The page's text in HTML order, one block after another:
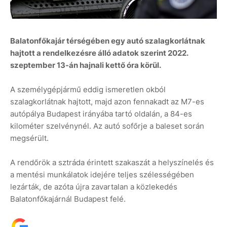
Balatonfőkajár térségében egy autó szalagkorlátnak
hajtott a rendelkezésre álló adatok szerint 2022.
szeptember 13-án hajnali kettő óra körül.
A személygépjármű eddig ismeretlen okból
szalagkorlátnak hajtott, majd azon fennakadt az M7-es
autópálya Budapest irányába tartó oldalán, a 84-es
kilométer szelvénynél. Az autó sofőrje a baleset során
megsérült.
A rendőrök a sztráda érintett szakaszát a helyszínelés és
a mentési munkálatok idejére teljes szélességében
lezárták, de azóta újra zavartalan a közlekedés
Balatonfőkajárnál Budapest felé.